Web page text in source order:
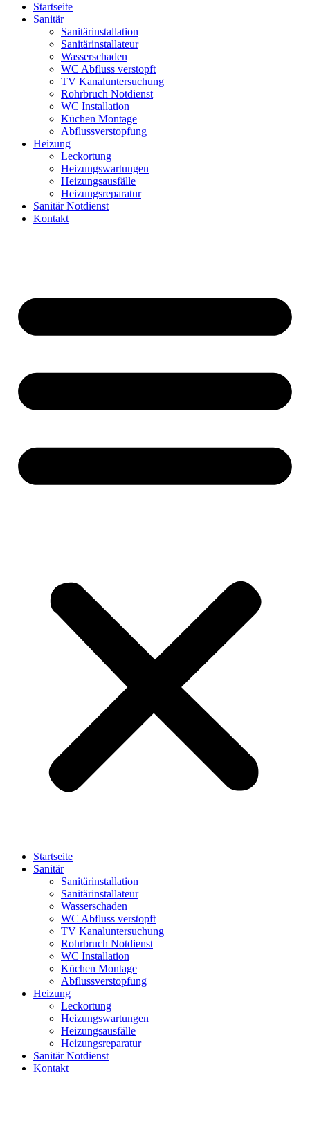
Startseite
Sanitär
Sanitärinstallation
Sanitärinstallateur
Wasserschaden
WC Abfluss verstopft
TV Kanaluntersuchung
Rohrbruch Notdienst
WC Installation
Küchen Montage
Abflussverstopfung
Heizung
Leckortung
Heizungswartungen
Heizungsausfälle
Heizungsreparatur
Sanitär Notdienst
Kontakt
Startseite
Sanitär
Sanitärinstallation
Sanitärinstallateur
Wasserschaden
WC Abfluss verstopft
TV Kanaluntersuchung
Rohrbruch Notdienst
WC Installation
Küchen Montage
Abflussverstopfung
Heizung
Leckortung
Heizungswartungen
Heizungsausfälle
Heizungsreparatur
Sanitär Notdienst
Kontakt